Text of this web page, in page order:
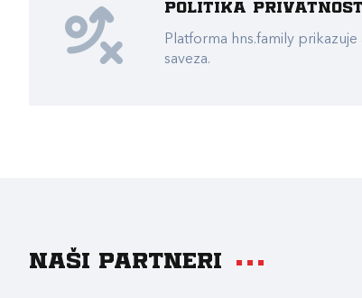
Politika
Platforma hns.family
saveza.
Naši partneri